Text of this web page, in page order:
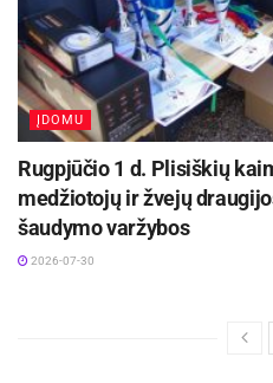
ĮDOMU
Rugpjūčio 1 d. Plisiškių
medžiotojų ir žvejų
šaudymo varžybos
2026-07-30